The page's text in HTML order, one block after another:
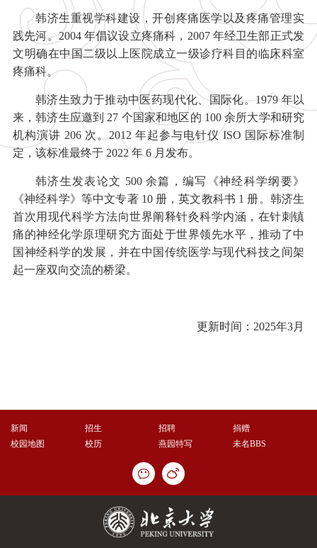
韩济生重视学科建设，开创疼痛医学以及疼痛管理实
践先河。2004 年倡议设立疼痛科，2007 年经卫生部正式发
文明确在中国二级以上医院成立一级诊疗科目的临床科室
疼痛科。
韩济生致力于推动中医药现代化、国际化。1979 年以
来，韩济生应邀到 27 个国家和地区的 100 余所大学和研究
机构演讲 206 次。2012 年起参与电针仪 ISO 国际标准制
定，该标准最终于 2022 年 6 月发布。
韩济生发表论文 500 余篇，编写《神经科学纲要》
《神经科学》等中文专著 10 册，英文教科书 1 册。韩济生
首次用现代科学方法向世界阐释针灸科学内涵，在针刺镇
痛的神经化学原理研究方面处于世界领先水平，推动了中
国神经科学的发展，并在中国传统医学与现代科技之间架
起一座双向交流的桥梁。
更新时间：2025年3月
新闻 招生 招聘
捐赠
校园地图
校历 燕园特写 未名BBS